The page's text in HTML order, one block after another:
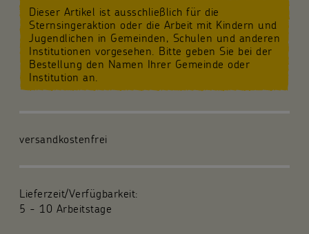
Für die Gemeinde
Fachpublikationen
Über uns
Dieser Artikel ist ausschließlich für die
Sternsingeraktion oder die Arbeit mit Kindern und
Jugendlichen in Gemeinden, Schulen und anderen
Institutionen vorgesehen. Bitte geben Sie bei der
Bestellung den Namen Ihrer Gemeinde oder
Institution an.
versandkostenfrei
Lieferzeit/Verfügbarkeit:
5 - 10 Arbeitstage